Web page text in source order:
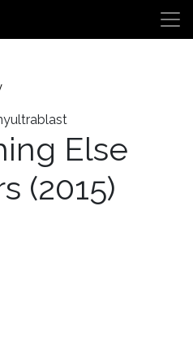
Else
(2015)